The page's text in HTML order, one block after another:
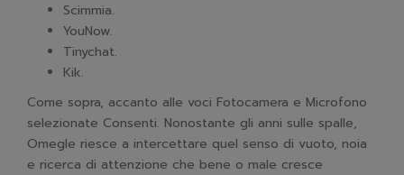
Scimmia.
YouNow.
Tinychat.
Kik.
Come sopra, accanto alle voci Fotocamera e Microfono
selezionate Consenti. Nonostante gli anni sulle spalle,
Omegle riesce a intercettare quel senso di vuoto, noia
e ricerca di attenzione che bene o male cresce